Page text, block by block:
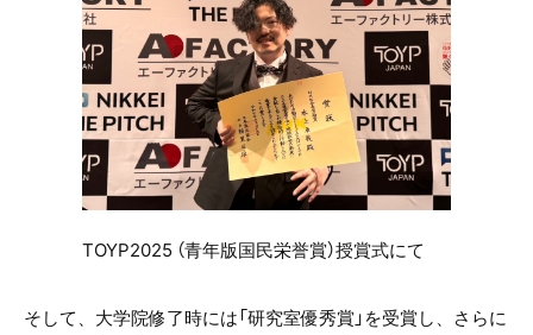
TOYP2025 （青年版国民栄誉賞）授賞式にて
そして、大学院修了時には「研究室優秀賞」を受賞し、さらに